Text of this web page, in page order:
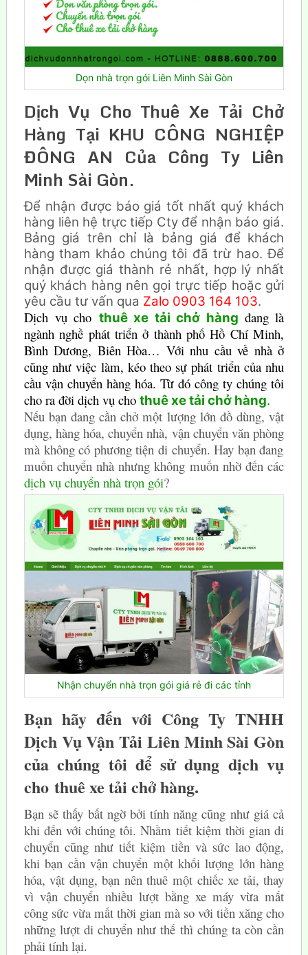
Dọn nhà trọn gói Liên Minh Sài Gòn
Dịch Vụ Cho Thuê Xe Tải Chở
Hàng Tại KHU CÔNG NGHIỆP
ĐÔNG AN Của Công Ty Liên
Minh Sài Gòn.
Để nhận được báo giá tốt nhất quý khách
hàng liên hệ trực tiếp Cty để nhận báo giá.
Bảng giá trên chỉ là bảng giá để khách
hàng tham khảo chúng tôi đã trừ hao. Để
nhận được giá thành rẻ nhất, hợp lý nhất
quý khách hàng nên gọi trực tiếp hoặc gửi
yêu cầu tư vấn qua Zalo 0903 164 103.
Dịch vụ cho thuê xe tải chở hàng đang là
ngành nghề phát triển ở thành phố Hồ Chí Minh,
Bình Dương, Biên Hòa… Với nhu cầu về nhà ở
cũng như việc làm, kéo theo sự phát triển của nhu
cầu vận chuyển hàng hóa. Từ đó công ty chúng tôi
cho ra đời dịch vụ cho thuê xe tải chở hàng.
Nếu bạn đang cần chở một lượng lớn đồ dùng, vật
dụng, hàng hóa, chuyển nhà, vận chuyển văn phòng
mà không có phương tiện di chuyển. Hay bạn đang
muốn chuyển nhà nhưng không muốn nhờ đến các
dịch vụ chuyển nhà trọn gói?
Nhận chuyển nhà trọn gói giá rẻ đi các tỉnh
Bạn hãy đến với Công Ty TNHH
Dịch Vụ Vận Tải Liên Minh Sài Gòn
của chúng tôi để sử dụng dịch vụ
cho thuê xe tải chở hàng.
Bạn sẽ thấy bất ngờ bởi tính năng cũng như giá cả
khi đến với chúng tôi. Nhằm tiết kiệm thời gian di
chuyển cũng như tiết kiệm tiền và sức lao động,
khi bạn cần vận chuyển một khối lượng lớn hàng
hóa, vật dụng, bạn nên thuê một chiếc xe tải, thay
vì vận chuyển nhiều lượt bằng xe máy vừa mất
công sức vừa mất thời gian mà so với tiền xăng cho
những lượt di chuyển như thế thì chúng ta còn cần
phải tính lại.